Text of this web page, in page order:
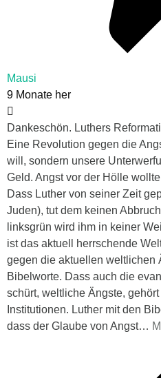
Mausi
9 Monate her
Dankeschön. Luthers
Eine Revolution gegen die
will, sondern unsere
Geld. Angst vor der Hölle
Dass Luther von seiner Zeit
Juden), tut dem keinen
linksgrün wird ihm in keiner
ist das aktuell herrschende
gegen die aktuellen weltlichen
Bibelworte. Dass auch die
schürt, weltliche Ängste,
Institutionen. Luther mit den
dass der Glaube von Angst…